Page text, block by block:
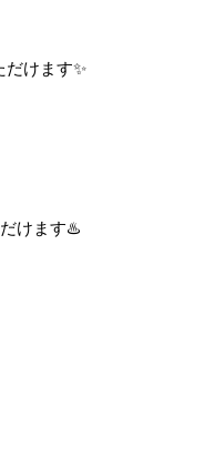
けます✨
けます♨️